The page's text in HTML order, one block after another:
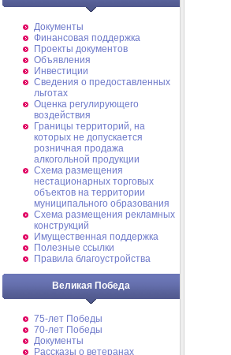
Документы
Финансовая поддержка
Проекты документов
Объявления
Инвестиции
Сведения о предоставленных
льготах
Оценка регулирующего
воздействия
Границы территорий, на
которых не допускается
розничная продажа
алкогольной продукции
Схема размещения
нестационарных торговых
объектов на территории
муниципального образования
Схема размещения рекламных
конструкций
Имущественная поддержка
Полезные ссылки
Правила благоустройства
Великая Победа
75-лет Победы
70-лет Победы
Документы
Рассказы о ветеранах